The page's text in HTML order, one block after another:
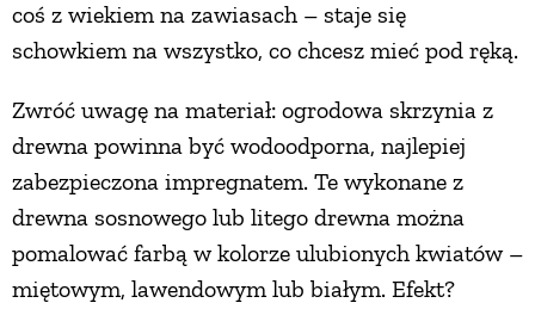
coś z wiekiem na zawiasach – staje się
schowkiem na wszystko, co chcesz mieć pod ręką.
Zwróć uwagę na materiał: ogrodowa skrzynia z
drewna powinna być wodoodporna, najlepiej
zabezpieczona impregnatem. Te wykonane z
drewna sosnowego lub litego drewna można
pomalować farbą w kolorze ulubionych kwiatów –
miętowym, lawendowym lub białym. Efekt?